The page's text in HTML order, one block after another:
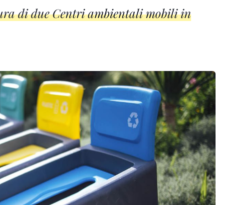
di due Centri ambientali mobili in